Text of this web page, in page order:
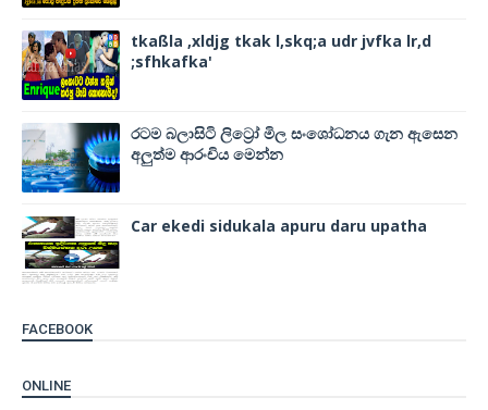
tkaßla ,xldjg tkak l,skq;a udr jvfka lr,d
;sfhkafka'
රටම බලාසිටි ලිට්‍රෝ මිල සංශෝධනය ගැන ඇසෙන
අලුත්ම ආරංචිය මෙන්න
Car ekedi sidukala apuru daru upatha
FACEBOOK
ONLINE